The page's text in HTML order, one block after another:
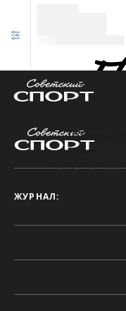
Произошла
ЖУРНАЛ: